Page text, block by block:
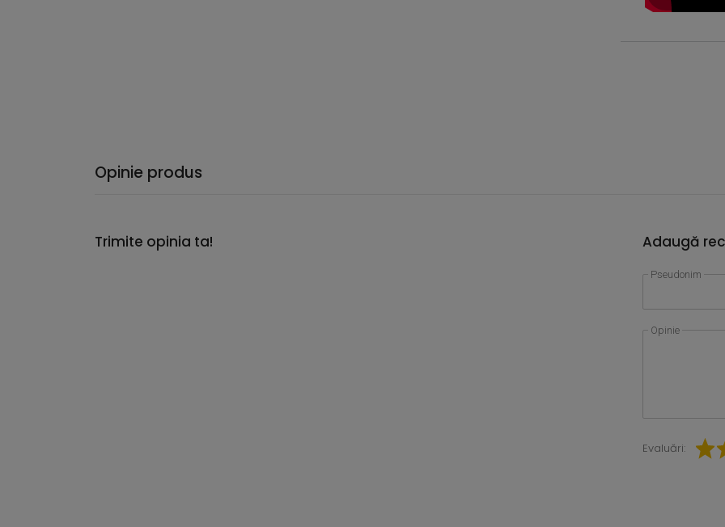
Opinie produs
Trimite opinia ta! Adaugă
Pseudonim
Opinie
Evaluări: